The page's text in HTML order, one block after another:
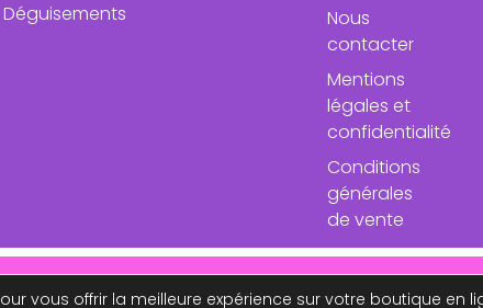
Déguisements
Nous
contacter
Mentions
légales et
confidentialité
Conditions
générales
de vente
Reprise des expéditions le 24
vous offrir la meilleure expérience sur votre boutique en